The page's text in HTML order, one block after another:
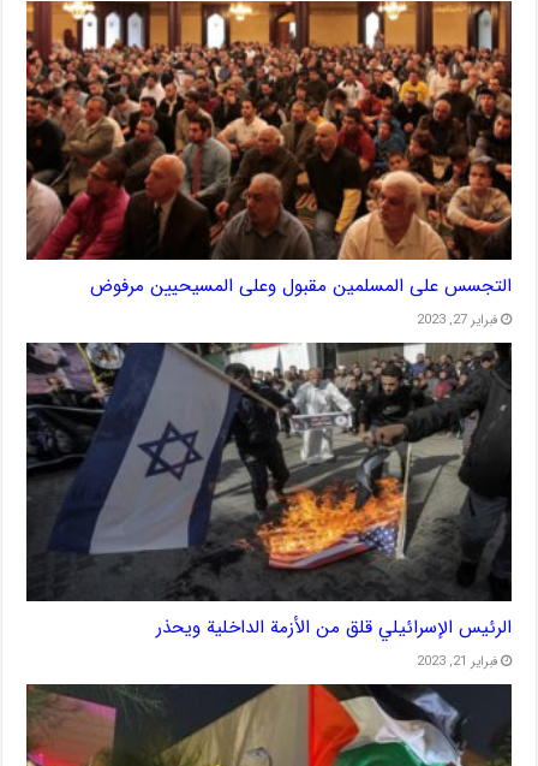
التجسس على المسلمين مقبول وعلى المسيحيين مرفوض
فبراير 27, 2023
الرئيس الإسرائيلي قلق من الأزمة الداخلية ويحذر
فبراير 21, 2023